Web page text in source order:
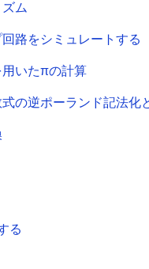
ム
路をシミュレートする
いたπの計算
の逆ポーランド記法化
る